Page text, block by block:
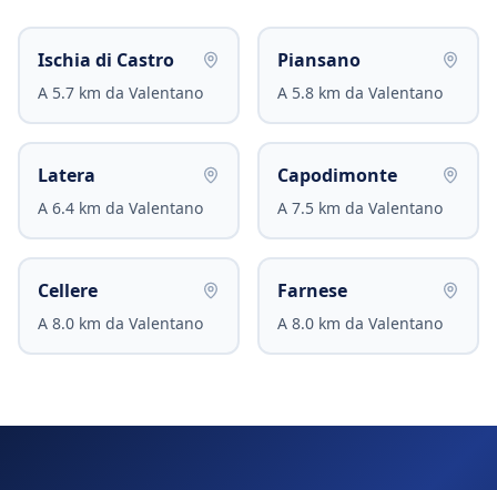
Ischia di Castro
A 5.7 km da Valentano
Piansano
A 5.8 km da Valentano
Latera
A 6.4 km da Valentano
Capodimonte
A 7.5 km da Valentano
Cellere
A 8.0 km da Valentano
Farnese
A 8.0 km da Valentano